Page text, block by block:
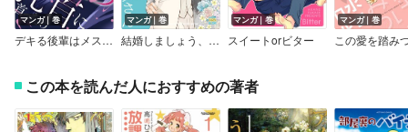
マンガ｜巻
デキる後輩はメス堕ち乳首に首ったけ【電子単行本版限定カバー特典付】
マンガ｜巻
結婚しましょう、ヤモメさん【Renta！限定特典付き】
マンガ｜巻
スイートorビター
マンガ｜巻
この本を読んだ人におすすめの著者